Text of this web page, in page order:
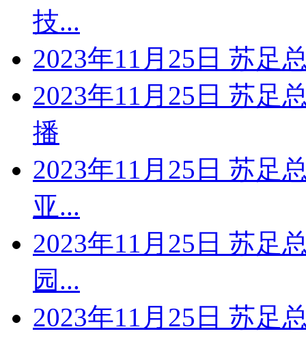
技...
2023年11月25日 苏足
2023年11月25日 苏足
播
2023年11月25日 苏足
亚...
2023年11月25日 苏足
园...
2023年11月25日 苏足